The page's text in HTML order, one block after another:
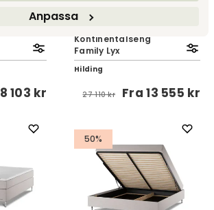
Anpassa
8 103 kr
Kontinentalseng
Family Lyx
Hilding
27 110 kr Fra13 555 kr
50%